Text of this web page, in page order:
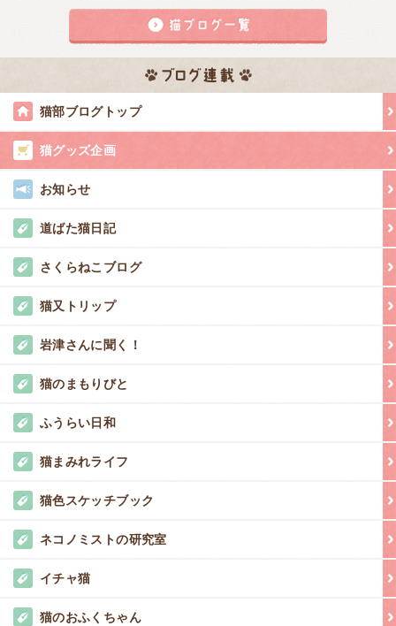
猫部ブログトップ
猫グッズ企画
お知らせ
道ばた猫日記
さくらねこブログ
猫又トリップ
岩津さんに聞く！
猫のまもりびと
ふうらい日和
猫まみれライフ
猫色スケッチブック
ネコノミストの研究室
イチャ猫
猫のおふくちゃん